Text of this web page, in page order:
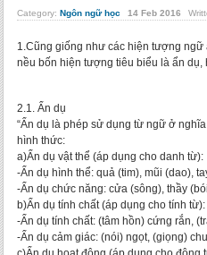
Category: Ngôn ngữ học 14 Feb 2016
1.Cũng giống như các hiện tượng ngữ
nều bốn hiện tượng tiêu biểu là ẩn
2.1. Ẩn dụ
“Ẩn dụ là phép sử dụng từ ngữ ở
hình thức:
a)Ẩn dụ vật thể (áp dụng cho danh từ):
-Ẩn dụ hình thể: quả (tim), mũi (dao),
-Ẩn dụ chức năng: cửa (sông), thầy
b)Ẩn dụ tính chất (áp dụng cho tính từ):
-Ẩn dụ tính chất: (tâm hồn) cứng rắn,
-Ẩn dụ cảm giác: (nói) ngọt, (giọng)